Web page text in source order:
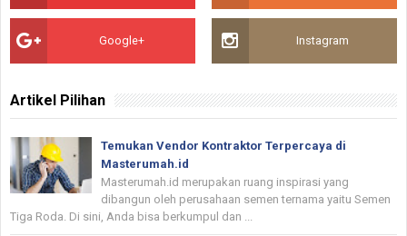
Google+ Instagram
Artikel Pilihan
Temukan Vendor Kontraktor Terpercaya di
Masterumah.id
Masterumah.id merupakan ruang inspirasi yang
dibangun oleh perusahaan semen ternama yaitu Semen
Tiga Roda. Di sini, Anda bisa berkumpul dan ...